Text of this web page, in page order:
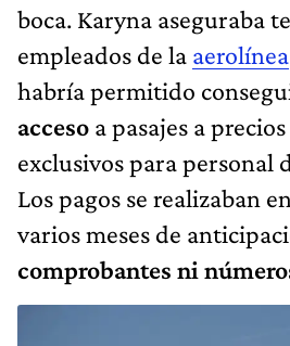
boca. Karyna aseguraba
empleados de la aerolínea
habría permitido
acceso a pasajes a
exclusivos para personal
Los pagos se realizaban
varios meses de
comprobantes ni